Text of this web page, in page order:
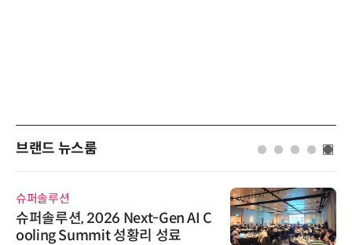
브랜드 뉴스룸
슈퍼솔루션
슈퍼솔루션, 2026 Next-Gen AI C
ooling Summit 성황리 성료